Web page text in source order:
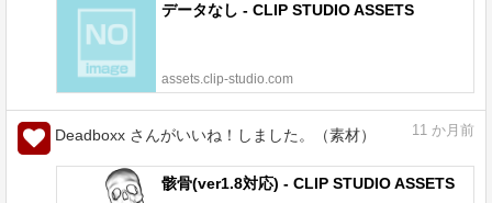
データなし - CLIP STUDIO ASSETS
assets.clip-studio.com
Deadboxx さんがいいね！しました。（素材） 11 か月前
骸骨(ver1.8対応) - CLIP STUDIO ASSETS